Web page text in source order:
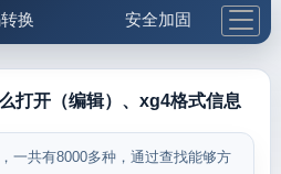
换 安全加固
民 更多工具
付宝大红包
打开（编辑）、xg4格式信息
一共有8000多种，通过查找能够方